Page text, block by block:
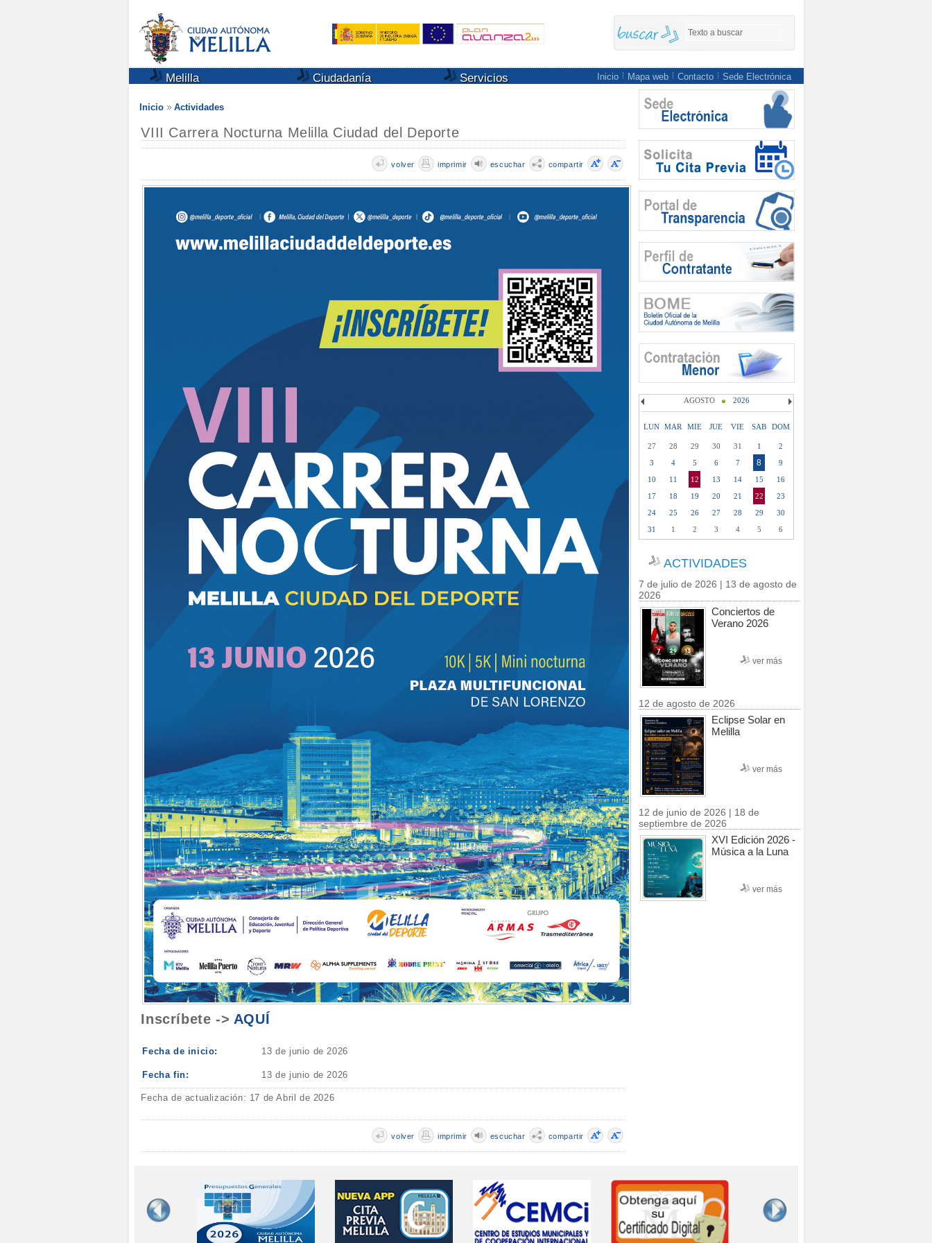
Melilla Ciudadanía Servicios Inicio Mapa web Contacto Sede Electrónica
Inicio Actividades
VIII Carrera Nocturna Melilla Ciudad del Deporte
compartir
escuchar
imprimir
volver
Inscríbete -> AQUÍ
Fecha de inicio: 13 de junio de 2026
Fecha fin: 13 de junio de 2026
Fecha de actualización: 17 de Abril de 2026
compartir
escuchar
imprimir
volver
AGOSTO 2026
LUN MAR MIE JUE VIE SAB DOM
27 28 29 30 31 1
2
3
4 5 6 7 8
9
10
11 12 13 14 15
16
17
18 19 20 21 22
23
24
25 26 27 28 29
30
31
1 2 3 4 5 6
ACTIVIDADES
7 de julio de 2026 | 13 de agosto de
2026
Conciertos de
Verano 2026
ver más
12 de agosto de 2026
Eclipse Solar en
Melilla
ver más
12 de junio de 2026 | 18 de
septiembre de 2026
XVI Edición 2026 -
Música a la Luna
ver más